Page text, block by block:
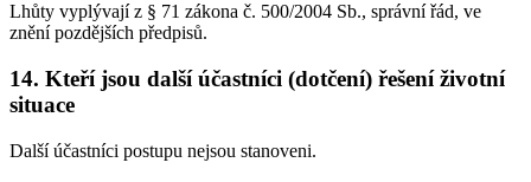
Lhůty vyplývají z § 71 zákona č. 500/2004 Sb., správní řád, ve
znění pozdějších předpisů.
14. Kteří jsou další účastníci (dotčení) řešení životní
situace
Další účastníci postupu nejsou stanoveni.